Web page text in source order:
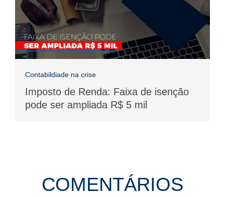
Contabildiade na crise
Imposto de Renda: Faixa de isenção
pode ser ampliada R$ 5 mil
COMENTÁRIOS